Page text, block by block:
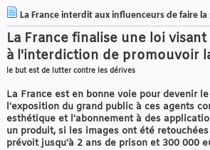
La France interdit aux influenceurs de faire
La France finalise une loi
à l'interdiction de promouvoir
le but est de lutter contre les dérives
La France est en bonne voie pour devenir
l'exposition du grand public à ces agents
esthétique et l'abonnement à des
un produit, si les images ont été
prévoit jusqu'à 2 ans de prison et 300 000